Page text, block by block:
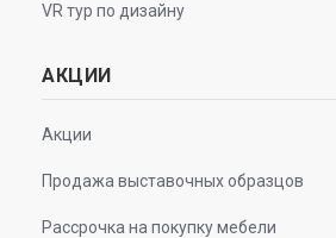
VR тур по дизайну
АКЦИИ
Акции
Продажа выставочных образцов
Рассрочка на покупку мебели